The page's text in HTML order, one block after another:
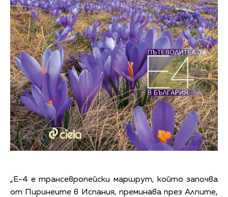
„Е-4 е трансевропейски маршрут, който започва
от Пиринеите в Испания, преминава през Алпите,